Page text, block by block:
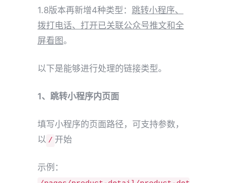
1.8版本再新增4种类型： 跳转小程序、
拨打电话、打开已关联公众号推文和全
屏看图。
以下是能够进行处理的链接类型。
1、跳转小程序内页面
填写小程序的页面路径，可支持参数，
以 / 开始
示例：